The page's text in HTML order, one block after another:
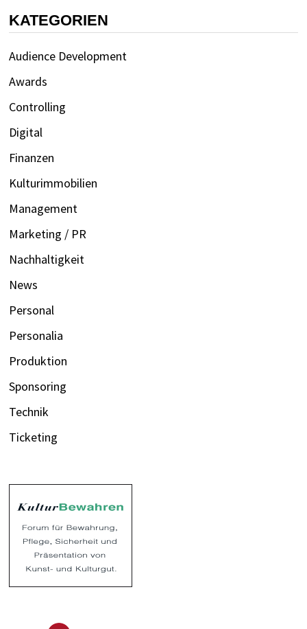
KATEGORIEN
Audience Development
Awards
Controlling
Digital
Finanzen
Kulturimmobilien
Management
Marketing / PR
Nachhaltigkeit
News
Personal
Personalia
Produktion
Sponsoring
Technik
Ticketing